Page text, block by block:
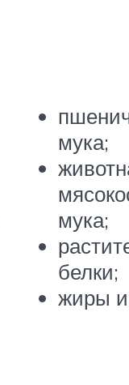
мука;
мука;
белки;
жиры